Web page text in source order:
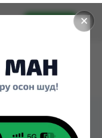
✕
Установить